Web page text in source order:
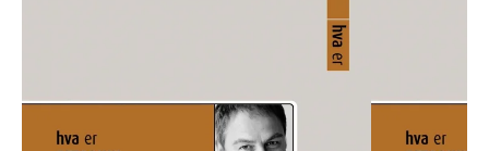
The Housemaid